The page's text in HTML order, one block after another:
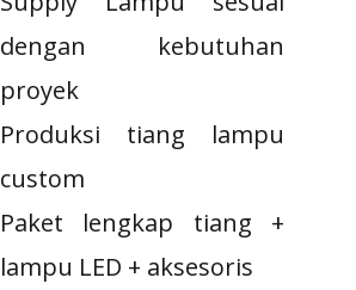
dengan kebutuhan
proyek
Produksi tiang lampu
custom
Paket lengkap tiang +
lampu LED + aksesoris